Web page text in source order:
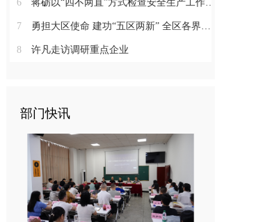
6 蒋砺以“四不两直”方式检查安全生产工作并慰问一线劳动者
7 勇担大区使命 建功“五区两新” 全区各界学习贯彻区党代会精神（三）
8 许凡走访调研重点企业
部门快讯